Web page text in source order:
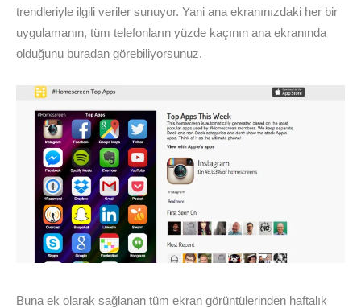
trendleriyle ilgili veriler sunuyor. Yani ana ekranınızdaki her bir
uygulamanın, tüm telefonların yüzde kaçının ana ekranında
olduğunu buradan görebiliyorsunuz.
Buna ek olarak sağlanan tüm ekran görüntülerinden haftalık